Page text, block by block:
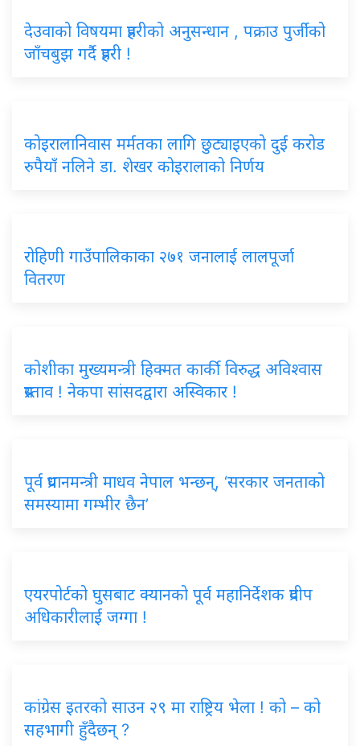
देउवाको विषयमा प्रहरीको अनुसन्धान , पक्राउ पुर्जीको
जाँचबुझ गर्दै प्रहरी !
कोइरालानिवास मर्मतका लागि छुट्याइएको दुई करोड
रुपैयाँ नलिने डा. शेखर कोइरालाको निर्णय
रोहिणी गाउँपालिकाका २७१ जनालाई लालपूर्जा
वितरण
कोशीका मुख्यमन्त्री हिक्मत कार्की विरुद्ध अविश्वास
प्रस्ताव ! नेकपा सांसदद्वारा अस्विकार !
पूर्व प्रधानमन्त्री माधव नेपाल भन्छन्, ‘सरकार जनताको
समस्यामा गम्भीर छैन’
एयरपोर्टको घुसबाट क्यानको पूर्व महानिर्देशक प्रदीप
अधिकारीलाई जग्गा !
कांग्रेस इतरको साउन २९ मा राष्ट्रिय भेला ! को – को
सहभागी हुँदैछन् ?